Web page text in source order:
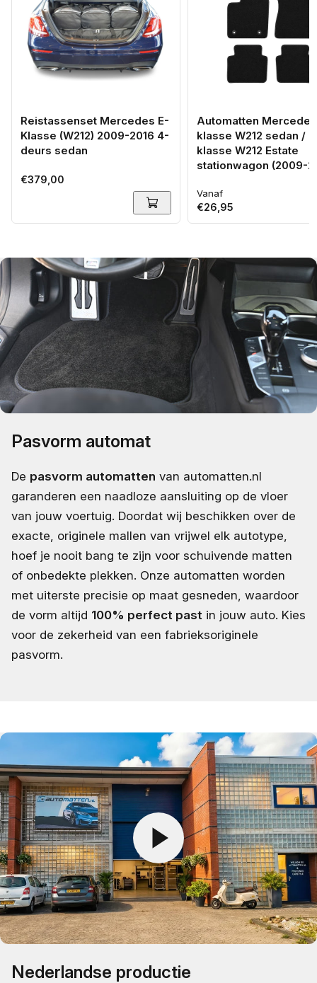
Reistassenset Mercedes E-
Klasse (W212) 2009-2016 4-
deurs sedan
Normale
€379,00
Automatten
klasse W212 sedan /
klasse W212 Estate
stationwagon (2009-
Normale
prijs
Vanaf
€26,95
Pasvorm automat
De pasvorm automatten van automatten.nl
garanderen een naadloze aansluiting op de vloer
van jouw voertuig. Doordat wij beschikken over de
exacte, originele mallen van vrijwel elk autotype,
hoef je nooit bang te zijn voor schuivende matten
of onbedekte plekken. Onze automatten worden
met uiterste precisie op maat gesneden, waardoor
de vorm altijd 100% perfect past in jouw auto. Kies
voor de zekerheid van een fabrieksoriginele
pasvorm.
Nederlandse productie